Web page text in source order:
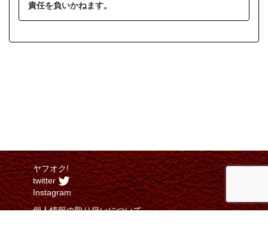
責任を負いかねます。
ヤフオク!
twitter
Instagram
個人情報の取り扱いについて